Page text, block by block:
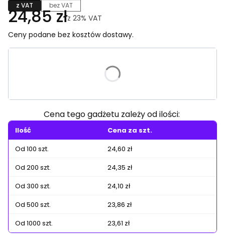
z VAT bez VAT
24,85 złz 23% VAT
Ceny podane bez kosztów dostawy.
Poszczególne warianty mogą różnić się ceną
Cena tego gadżetu zależy od ilości:
Ilość
Cena za szt.
Od 100 szt.
24,60 zł
Od 200 szt.
24,35 zł
Od 300 szt.
24,10 zł
Od 500 szt.
23,86 zł
Od 1000 szt.
23,61 zł